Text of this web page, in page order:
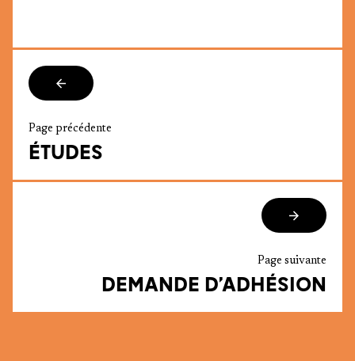
Page précédente
ÉTUDES
Page suivante
DEMANDE D’ADHÉSION